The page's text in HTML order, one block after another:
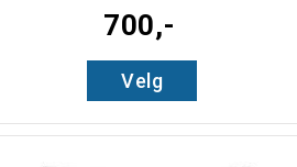
700,-
Velg